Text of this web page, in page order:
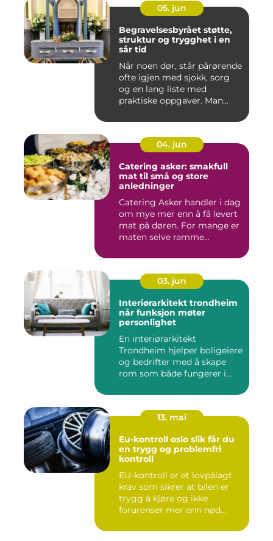
05. jun
Begravelsesbyrået støtte,
struktur og trygghet i en
sår tid
Når noen dør, står pårørende
ofte igjen med sjokk, sorg
og en lang liste med
praktiske oppgaver. Man...
04. jun
Catering asker: smakfull
mat til små og store
anledninger
Catering Asker handler i dag
om mye mer enn å få levert
mat på døren. For mange er
maten selve ramme...
03. jun
Interiørarkitekt trondheim
når funksjon møter
personlighet
En interiørarkitekt
Trondheim hjelper boligeiere
og bedrifter med å skape
rom som både fungerer i
13. mai
Eu-kontroll oslo slik får du
en trygg og problemfri
kontroll
EU-kontroll er et lovpålagt
krav som sikrer at bilen er
trygg å kjøre og ikke
forurenser mer enn nød...